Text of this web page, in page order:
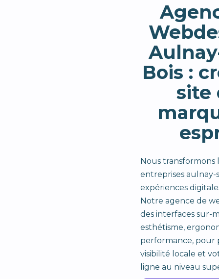
Bois :
site
Nous transformons
entreprises aulnay-
expériences
Notre agence de
des interfaces sur-
esthétisme,
performance, pour
visibilité locale et
ligne au niveau